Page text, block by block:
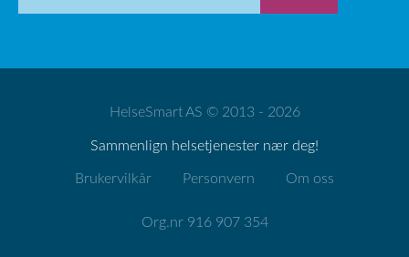
HelseSmart AS © 2013 - 2026
Sammenlign helsetjenester nær deg!
Brukervilkår Personvern Om oss
Org.nr 916 907 354